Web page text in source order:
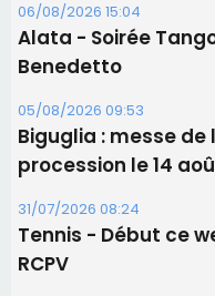
06/08/2026 15:04
Alata - Soirée
Benedetto
05/08/2026 09:53
Biguglia : messe
procession le 14
31/07/2026 08:24
Tennis - Début ce
RCPV